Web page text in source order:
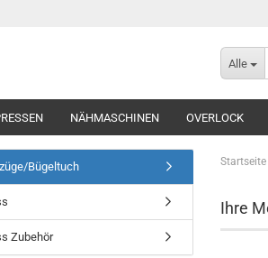
Alle
NÄHMASCHINEN OVERLOCK
Startseite
Ihre
Bügeltuch
Zubehör